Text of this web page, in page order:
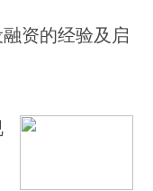
资的经验及启